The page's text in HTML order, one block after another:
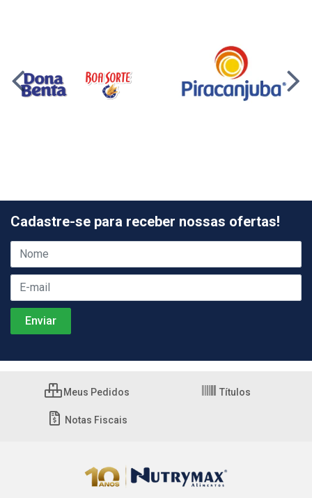
Cadastre-se para receber nossas ofertas!
Meus Pedidos Títulos
Notas Fiscais